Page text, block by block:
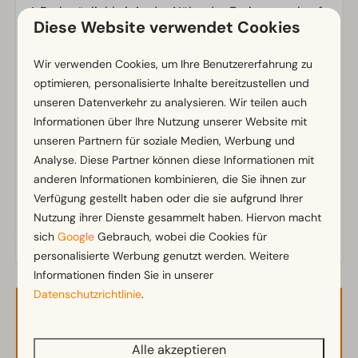
Parkmöglichkeit in der Nähe der Ferienunterkunft
Badezimmer unten: 1
Dusche
Außenbereich
Sonnenschirm
Terrasse
Garten
Gartenmöbel
Küche
Einbauküche
Kühlschrank
Zeig mehr ↓
Diese Website verwendet Cookies
Wir verwenden Cookies, um Ihre Benutzererfahrung zu
optimieren, personalisierte Inhalte bereitzustellen und
unseren Datenverkehr zu analysieren. Wir teilen auch
Informationen über Ihre Nutzung unserer Website mit
unseren Partnern für soziale Medien, Werbung und
Analyse. Diese Partner können diese Informationen mit
anderen Informationen kombinieren, die Sie ihnen zur
Verfügung gestellt haben oder die sie aufgrund Ihrer
Nutzung ihrer Dienste gesammelt haben. Hiervon macht
sichGoogle Gebrauch, wobei die Cookies für
personalisierte Werbung genutzt werden. Weitere
Informationen finden Sie in unserer
Datenschutzrichtlinie.
Alle akzeptieren